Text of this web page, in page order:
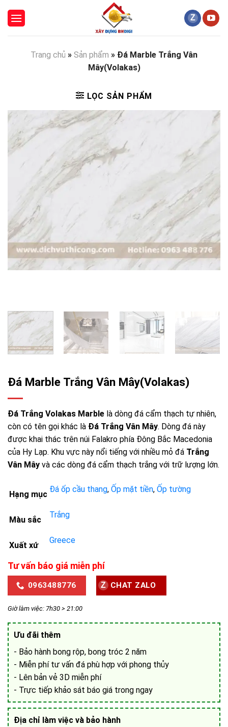
Trang chủ » Sản phẩm » Đá Marble Trắng Vân
Mây(Volakas)
LỌC SẢN PHẨM
Đá Marble Trắng Vân Mây(Volakas)
Đá Trắng Volakas Marble là dòng đá cẩm thạch tự nhiên,
còn có tên gọi khác là Đá Trắng Vân Mây. Dòng đá này
được khai thác trên núi Falakro phía Đông Bắc Macedonia
của Hy Lạp. Khu vực này nổi tiếng với nhiều mỏ đá Trắng
Vân Mây và các dòng đá cẩm thạch trắng với trữ lượng lớn.
Hạng mục
Đá ốp cầu thang, Ốp mặt tiền, Ốp tường
Màu sắc
Trắng
Xuất xứ
Greece
Tư vấn báo giá miễn phí
0963488776 CHAT ZALO
Giờ làm việc: 7h30 > 21:00
Ưu đãi thêm
- Bảo hành bong rộp, bong tróc 2 năm
- Miễn phí tư vấn đá phù hợp với phong thủy
- Lên bản vẻ 3D miễn phí
- Trực tiếp khảo sát báo giá trong ngay
Địa chỉ làm việc và bảo hành